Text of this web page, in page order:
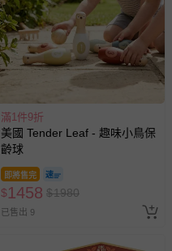
滿1件9折
美國 Tender Leaf - 趣味小鳥保
齡球
即將售完
$1458 $1980
已售出 9